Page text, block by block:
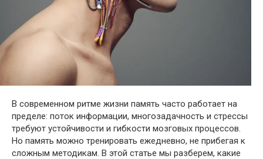
В современном ритме жизни память часто работает на
пределе: поток информации, многозадачность и стрессы
требуют устойчивости и гибкости мозговых процессов.
Но память можно тренировать ежедневно, не прибегая к
сложным методикам. В этой статье мы разберем, какие